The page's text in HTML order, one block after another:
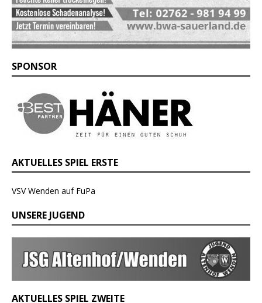
SPONSOR
AKTUELLES SPIEL ERSTE
VSV Wenden auf FuPa
UNSERE JUGEND
AKTUELLES SPIEL ZWEITE